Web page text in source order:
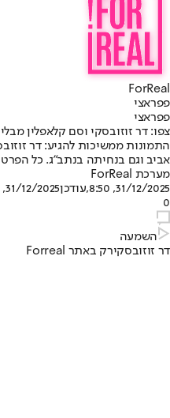
ForReal
פפראצי
פפראצי
צפו: דר זוזובסקי וסם קלאפלין
התמונות ממשיכות להגיע: דר
אביב וגם בנחיתה בנתב״ג. כל
מערכת ForReal
31/12/2025, 8:50
,עודכן31/12/2025, 13:46
0
השמעה
דר זוזובסקירק באתר Forreal